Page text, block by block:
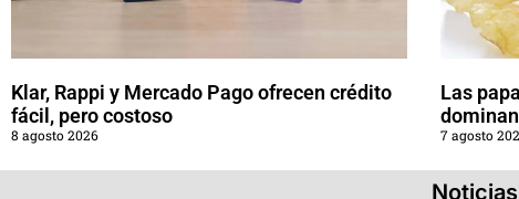
Klar, Rappi y Mercado Pago ofrecen crédito
fácil, pero costoso
8 agosto 2026
Las
7 agosto
Noticias